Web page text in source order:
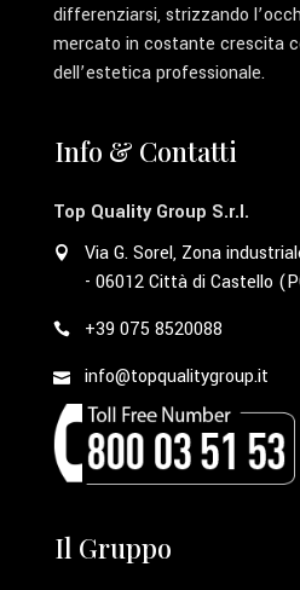
differenziarsi, strizzando
mercato in costante crescita
dell’estetica professionale.
Info & Contatti
Top Quality Group S.r.l.
Via G. Sorel, Zona
- 06012 Città di Castello
+39 075 8520088
info@topqualitygroup.it
Il Gruppo